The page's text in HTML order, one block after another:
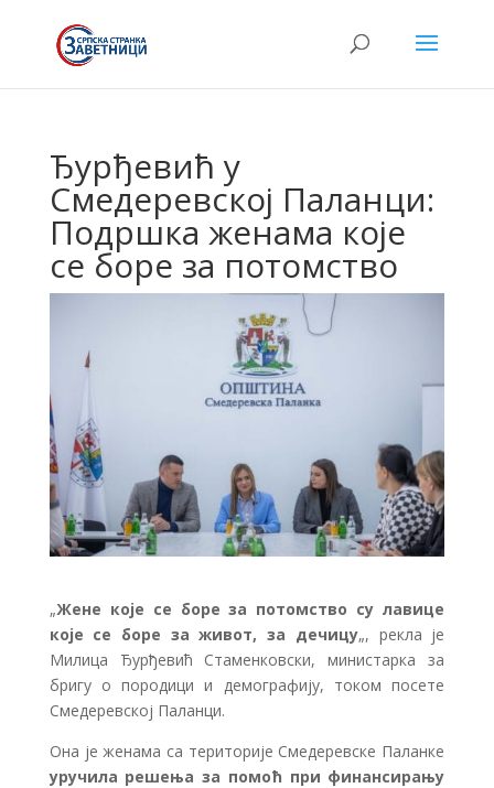
Ђурђевић у
Смедеревској Паланци:
Подршка женама које
се боре за потомство
„Жене које се боре за потомство су лавице
које се боре за живот, за дечицу„, рекла је
Милица Ђурђевић Стаменковски, министарка за
бригу о породици и демографију, током посете
Смедеревској Паланци.
Она је женама са територије Смедеревске Паланке
уручила решења за помоћ при финансирању